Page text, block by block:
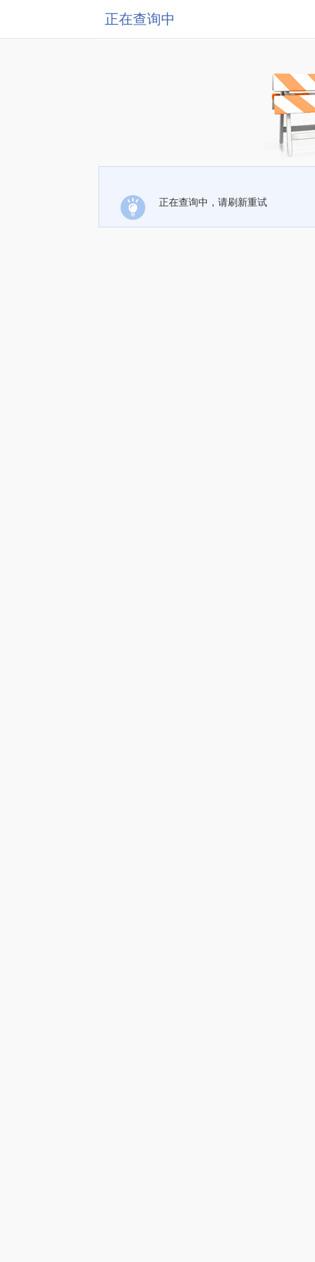
正在查询中
正在查询中，请刷新重试